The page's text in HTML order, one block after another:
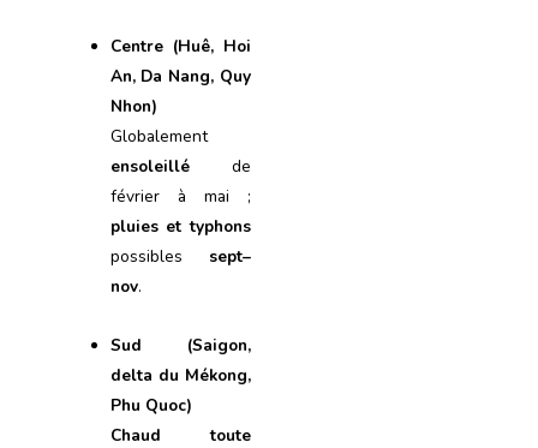
Centre (Huê, Hoi
An, Da Nang, Quy
Nhon)
Globalement
ensoleilléde
février à mai ;
pluies et typhons
possibles sept–
nov.
Sud (Saigon,
delta du Mékong,
Phu Quoc)
Chaud toute